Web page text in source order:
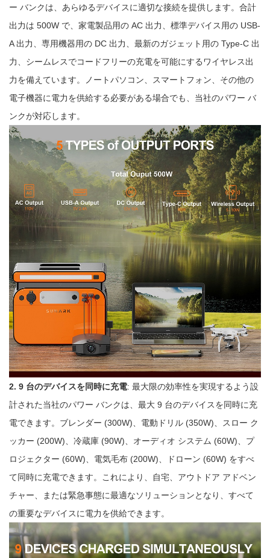
ー バンクは、あらゆるデバイスに適切な接続を提供します。合計
出力は 500W で、家電製品用の AC 出力、標準デバイス用の USB-
A 出力、専用機器用の DC 出力、最新のガジェット用の Type-C 出
力、シームレスでコードフリーの充電を可能にするワイヤレス出
力を備えています。ノートパソコン、スマートフォン、その他の
電子機器に電力を供給する必要がある場合でも、当社のパワー バ
ンクが対応します。
2. 9 台のデバイスを同時に充電: 最大限の効率性を実現するよう設
計された当社のパワー バンクは、最大 9 台のデバイスを同時に充
電できます。ブレンダー (300W)、電動ドリル (350W)、スロー ク
ッカー (200W)、冷蔵庫 (90W)、オーディオ システム (60W)、プ
ロジェクター (60W)、電気毛布 (200W)、ドローン (60W) をすべ
て同時に充電できます。これにより、自宅、アウトドア アドベン
チャー、または緊急事態に最適なソリューションとなり、すべて
の重要なデバイスに電力を供給できます。